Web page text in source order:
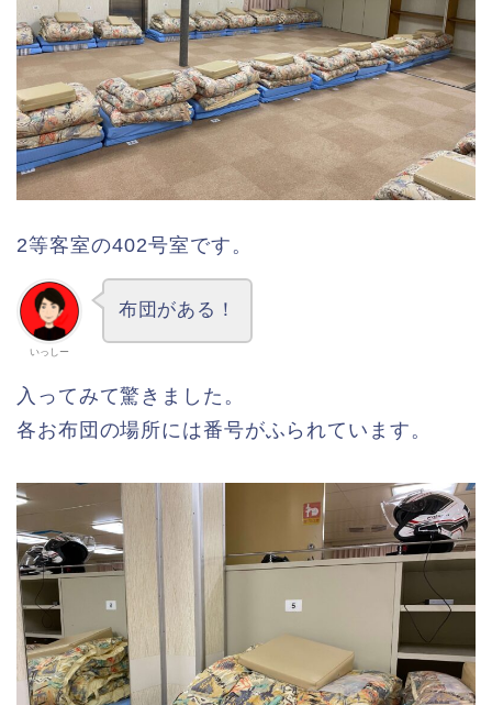
2等客室の402号室です。
いっしー
布団がある！
入ってみて驚きました。
各お布団の場所には番号がふられています。